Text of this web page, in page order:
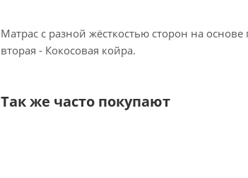
Матрас с разной жёсткостью сторон на
вторая - Кокосовая койра.
Так же часто покупают